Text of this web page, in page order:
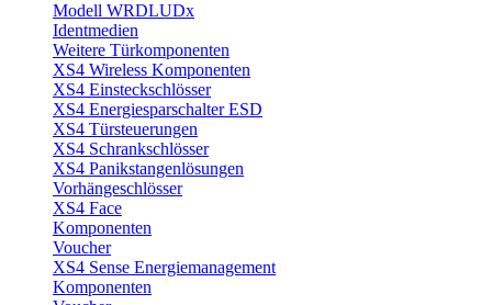
Modell WRDLUDx
Identmedien
Weitere Türkomponenten
XS4 Wireless Komponenten
XS4 Einsteckschlösser
XS4 Energiesparschalter ESD
XS4 Türsteuerungen
XS4 Schrankschlösser
XS4 Panikstangenlösungen
Vorhängeschlösser
XS4 Face
Komponenten
Voucher
XS4 Sense Energiemanagement
Komponenten